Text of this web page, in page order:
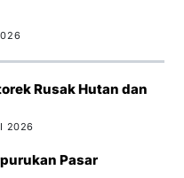
Rusak Hutan dan
2026
Pasar